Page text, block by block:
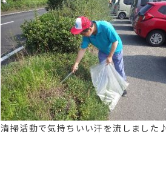
清掃活動で気持ちいい汗を流しました♪